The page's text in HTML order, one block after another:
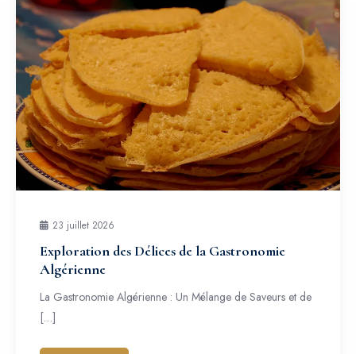
23 juillet 2026
Exploration des Délices de la Gastronomie
Algérienne
La Gastronomie Algérienne : Un Mélange de Saveurs et de
[…]